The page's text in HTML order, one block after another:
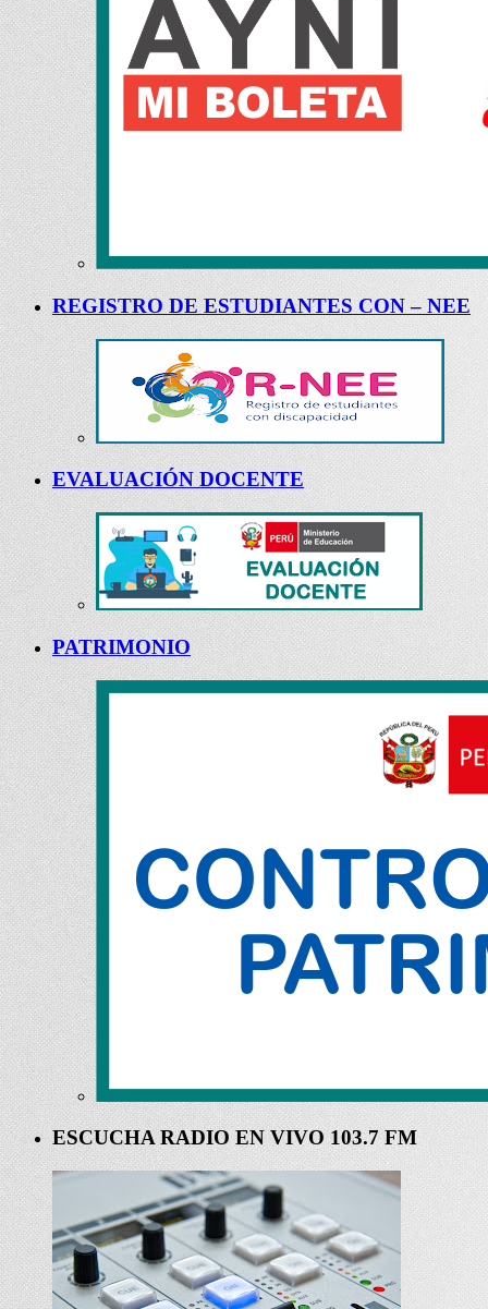
REGISTRO DE ESTUDIANTES CON – NEE
EVALUACIÓN DOCENTE
PATRIMONIO
ESCUCHA RADIO EN VIVO 103.7 FM